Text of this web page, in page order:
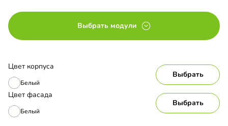
Выбрать модули
Цвет корпуса
Белый
Выбрать
Цвет фасада
Белый
Выбрать